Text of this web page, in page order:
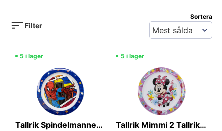
Sortera
Filter
5 i lager
Tallrik Spindelmannen 4 Tallrikar
5 i lager
Tallrik Mimmi 2 Tallrikar